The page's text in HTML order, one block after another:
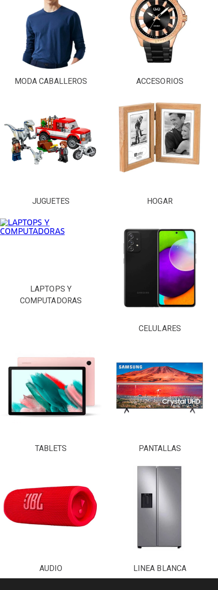
MODA CABALLEROS ACCESORIOS
JUGUETES HOGAR
LAPTOPS Y
COMPUTADORAS
CELULARES
TABLETS PANTALLAS
AUDIO LINEA BLANCA